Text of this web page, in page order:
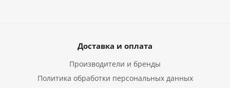
Доставка и оплата
Производители и бренды
Политика обработки персональных данных